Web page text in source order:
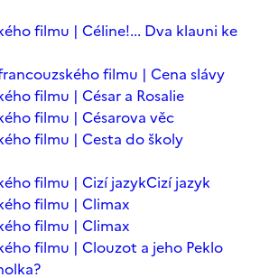
filmu | Céline!... Dva klauni ke
filmu | Cena slávy
filmu | César a Rosalie
filmu | Césarova věc
filmu | Cesta do školy
filmu | Cizí jazykCizí jazyk
filmu | Climax
filmu | Climax
filmu | Clouzot a jeho Peklo